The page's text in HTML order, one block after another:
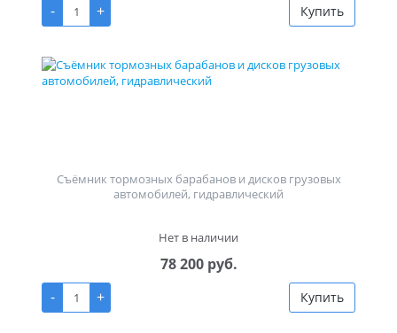
-
+ Купить
Съёмник тормозных барабанов и дисков грузовых
автомобилей, гидравлический
Нет в наличии
78 200 руб.
-
+ Купить